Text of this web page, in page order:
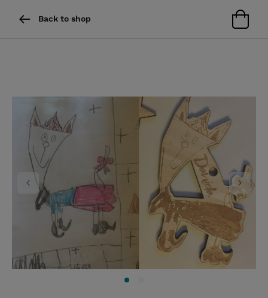
Back to shop
Previous Next